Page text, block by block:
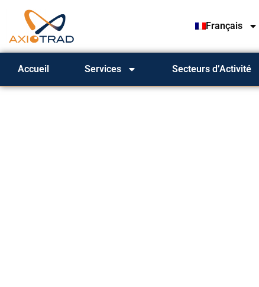
Français
Accueil Services Secteurs d’Activité